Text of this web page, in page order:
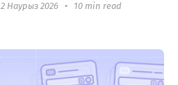
ынтымақтастықты
және бюджет шегінде
орындалуын қамтамасыз
етуге көмектеседі. Бұл...
2 Наурыз 2026 • 10 min read